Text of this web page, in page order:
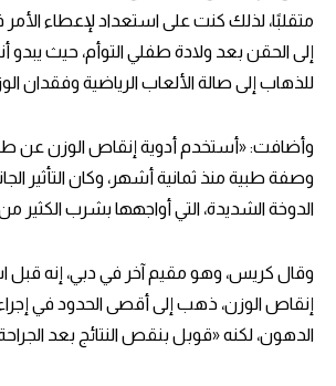
متقلبًا، لذلك كنت على استعداد لإعطاء
إلى الحقن بعد ولادة طفلي التوأم، حيث يبدو
للذهاب إلى صالة الألعاب الرياضية وفقدان
وأضافت: «أستخدم أدوية إنقاص الوزن عن
وصفة طبية منذ ثمانية أشهر، وكان التأثير
الدوخة الشديدة، التي أواجهها بشرب الكثير من
وقال كريس، وهو مقيم آخر في دبي، إنه قبل
إنقاص الوزن، ذهب إلى أقصى الحدود في
الدهون، لكنه «قوبل بنقص النتائج بعد